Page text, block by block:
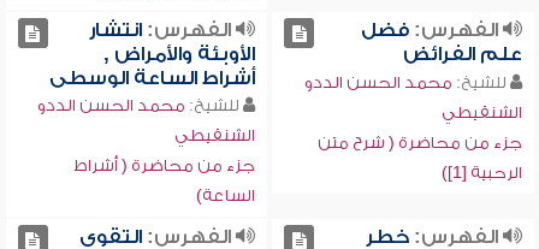
الفهرس:فضل
علم الفرائض
للشيخ: محمد الحسن الددو
الشنقيطي
جزء من محاضرة ( شرح متن
الرحبية [1])
الفهرس:انتشار
الأوبئة والأمراض ,
أشراط الساعة الوسطى
للشيخ: محمد الحسن الددو
الشنقيطي
جزء من محاضرة ( أشراط
الساعة)
الفهرس:خطر
الفهرس:التقوى